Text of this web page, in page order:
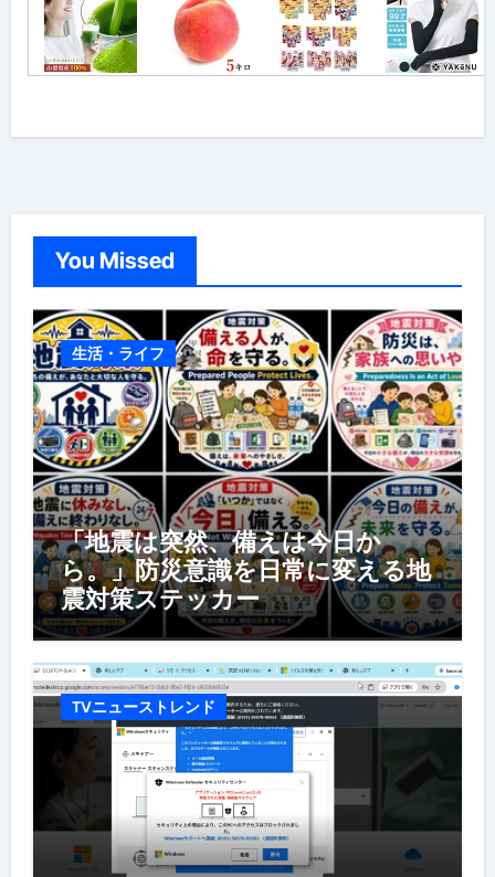
You Missed
生活・ライフ
「地震は突然、備えは今日か
ら。」防災意識を日常に変える地
震対策ステッカー
TVニューストレンド